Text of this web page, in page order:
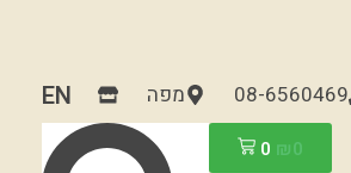
08-6560469 מפה EN
₪0
0